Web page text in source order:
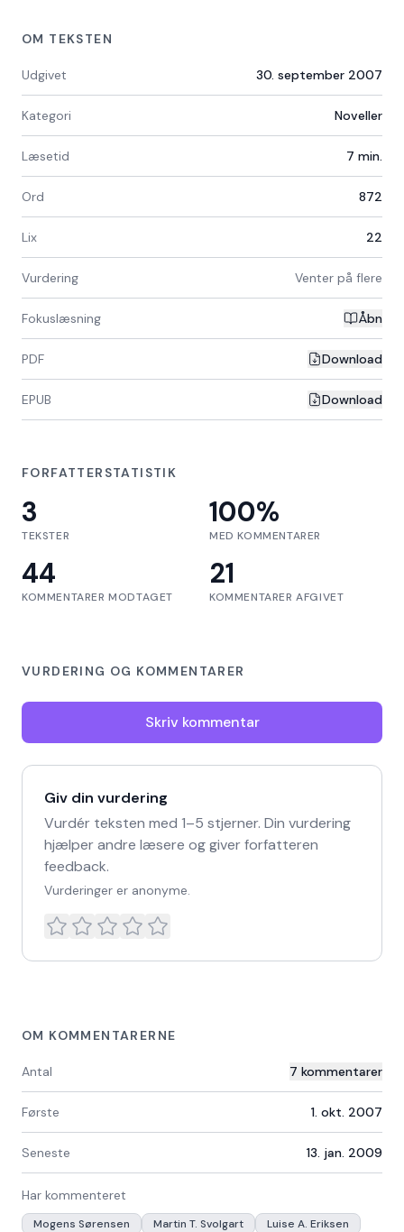
OM TEKSTEN
Udgivet 30. september 2007
Kategori Noveller
Læsetid 7 min.
Ord 872
Lix 22
Vurdering Venter på flere
Fokuslæsning Åbn
PDF Download
EPUB Download
FORFATTERSTATISTIK
3
TEKSTER
100%
MED KOMMENTARER
44
KOMMENTARER MODTAGET
21
KOMMENTARER AFGIVET
VURDERING OG KOMMENTARER
Skriv kommentar
Giv din vurdering
Vurdér teksten med 1–5 stjerner. Din vurdering
hjælper andre læsere og giver forfatteren
feedback.
Vurderinger er anonyme.
OM KOMMENTARERNE
Antal 7 kommentarer
Første 1. okt. 2007
Seneste 13. jan. 2009
Har kommenteret
Mogens Sørensen Martin T. Svolgart
Luise A. Eriksen